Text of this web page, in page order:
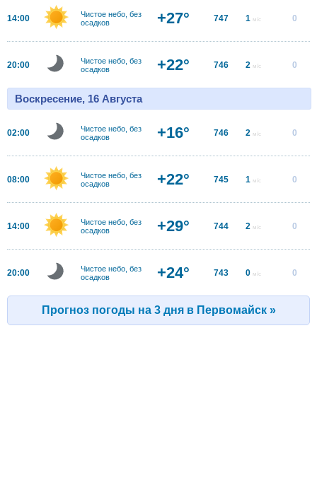
14:00
Чистое небо, без
осадков
+27° 747 1 м/с 0
20:00
Чистое небо, без
осадков
+22° 746 2 м/с 0
Воскресение, 16 Августа
02:00
Чистое небо, без
осадков
+16° 746 2 м/с 0
08:00
Чистое небо, без
осадков
+22° 745 1 м/с 0
14:00
Чистое небо, без
осадков
+29° 744 2 м/с 0
20:00
Чистое небо, без
осадков
+24° 743 0 м/с 0
Прогноз погоды на 3 дня в Первомайск »